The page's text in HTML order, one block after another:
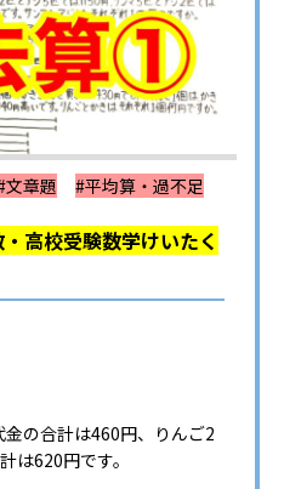
文章題
#平均算・過不足
高校受験数学けいたく
の合計は460円、りんご2
は620円です。